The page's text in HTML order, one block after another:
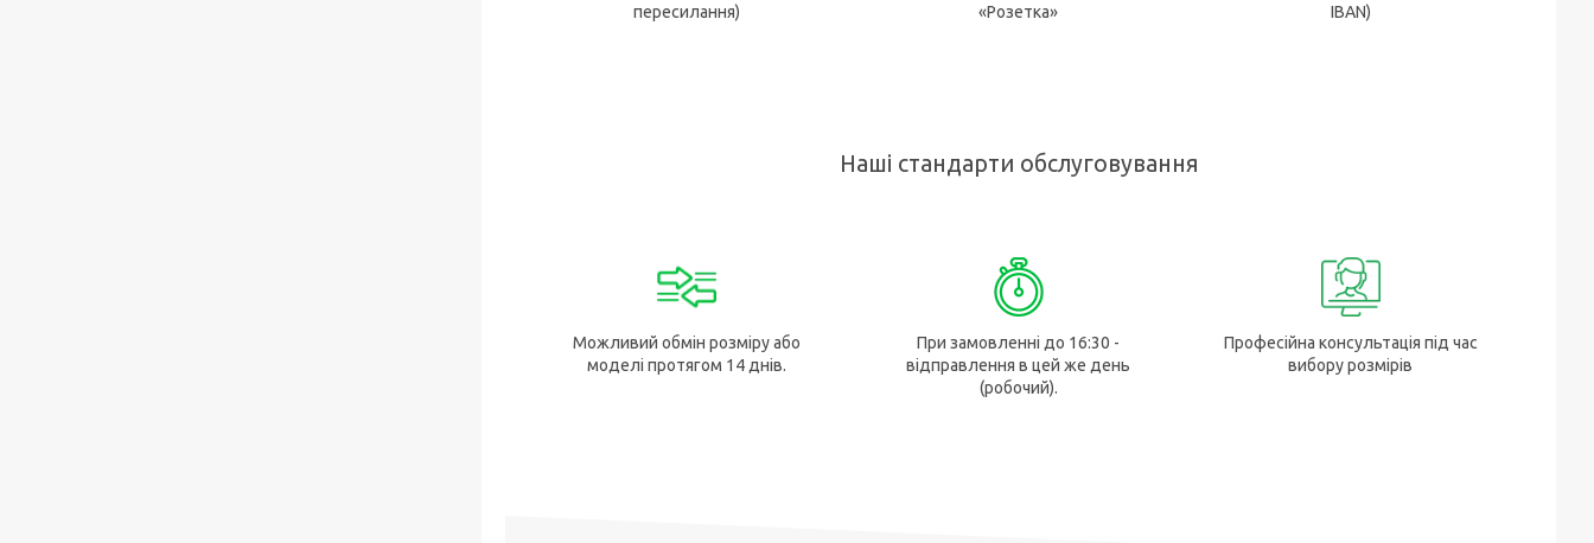
пересилання)
«Розетка»
IBAN)
Наші стандарти обслуговування
Можливий обмін розміру або
моделі протягом 14 днів.
При замовленні до 16:30 -
відправлення в цей же день
(робочий).
Професійна консультація під час
вибору розмірів